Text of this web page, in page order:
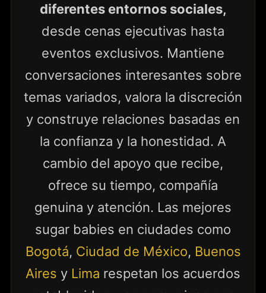
diferentes entornos sociales,
desde cenas ejecutivas hasta
eventos exclusivos. Mantiene
conversaciones interesantes sobre
temas variados, valora la discreción
y construye relaciones basadas en
la confianza y la honestidad. A
cambio del apoyo que recibe,
ofrece su tiempo, compañía
genuina y atención. Las mejores
sugar babies en ciudades como
Bogotá, Ciudad de México, Buenos
Aires y Lima respetan los acuerdos